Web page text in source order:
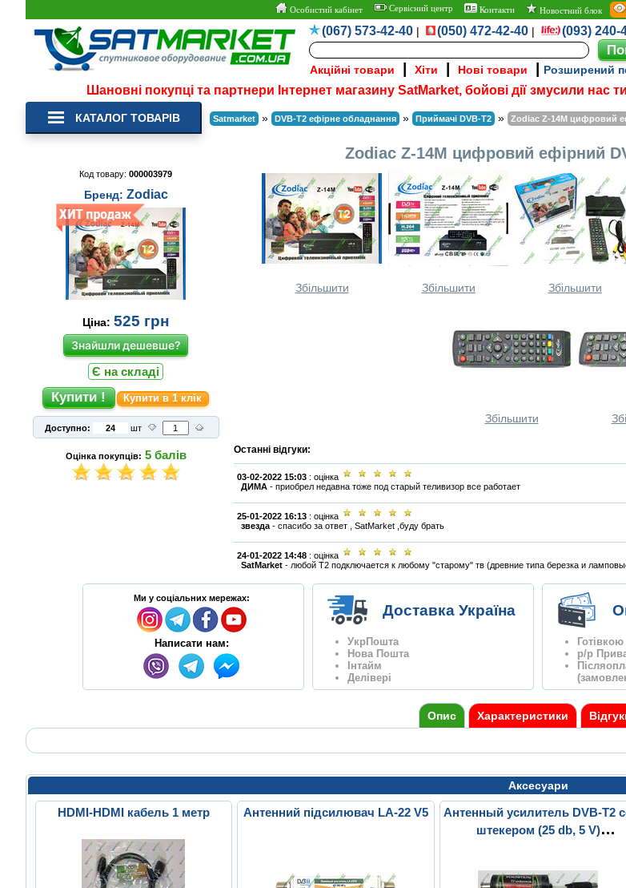
Особистий кабінет Сервісний центр Контакти Новостний блок
(067) 573-42-40 | (050) 472-42-40 | (093) 240-
Акційні товари Хіти Нові товари Розширений
Шановні покупці та партнери Інтернет магазину SatMarket, бойові дії змусили
КАТАЛОГ ТОВАРІВ Satmarket » DVB-T2 ефірне обладнання » Приймачі DVB-T2 » Zodiac Z-14M цифровий
Zodiac Z-14M цифровий ефірний
Код товару: 000003979
Бренд: Zodiac
Ціна: 525 грн
Знайшли дешевше?
Є на складі
Купити в 1 клік
Доступно: шт
Оцінка покупців: 5балів
Збільшити Збільшити Збільшити
Збільшити
Останні відгуки:
03-02-2022 15:03 : оцінка
ДИМА - приобрел недавна тоже под старый теливизор все работает
25-01-2022 16:13 : оцінка
звезда - спасибо за ответ , SatMarket ,буду брать
24-01-2022 14:48 : оцінка
SatMarket - любой Т2 подключается к любому "старому" тв (древние типа березка и
Ми у соціальних мережах:
Написати нам:
Доставка Україна
УкрПошта
Нова Пошта
Інтайм
Делівері
Готівкою
р/р
Опис Характеристики
Аксесуари
HDMI-HDMI кабель 1 метр Антенний підсилювач LA-22 V5
Антенный усилитель DVB-T2
штекером (25 db, 5 V)